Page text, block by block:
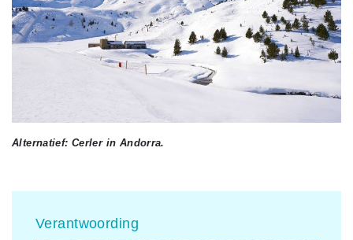
Alternatief: Cerler in Andorra.
Verantwoording